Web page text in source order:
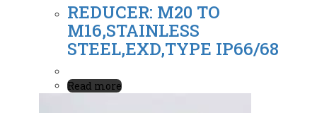
REDUCER: M20 TO
M16,STAINLESS
STEEL,EXD,TYPE IP66/68
Read more